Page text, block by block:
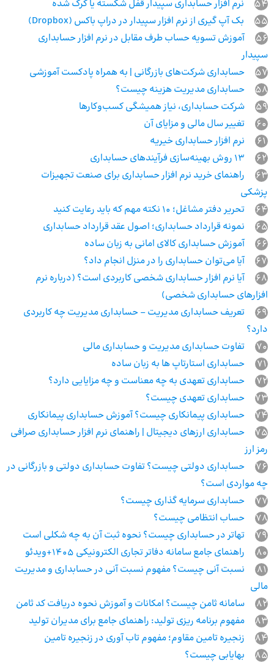
54
نرم افزار حسابداری سپیدار قفل شکسته یا کرک شده
55
بک آپ گیری از نرم افزار سپیدار در دراپ باکس (Dropbox)
56
آموزش تسویه حساب طرف مقابل در نرم افزار حسابداری
سپیدار
57
حسابداری شرکت‌های بازرگانی | به همراه پادکست آموزشی
58
حسابداری مدیریت هزینه چیست؟
59
شرکت حسابداری، نیاز همیشگی کسب‌وکارها
60
تغییر سال مالی و مزایای آن
61
نرم افزار حسابداری خیریه
62
63
راهنمای خرید نرم افزار حسابداری برای صنعت تجهیزات
پزشکی
64
تحریر دفتر مشاغل؛ 10 نکته مهم که باید رعایت کنید
65
نمونه قرارداد حسابداری؛ اصول عقد قرارداد حسابداری
66
آموزش حسابداری کالای امانی به زبان ساده
67
آیا می‌توان حسابداری را در منزل انجام داد؟
68
آیا نرم افزار حسابداری شخصی کاربردی است؟ (درباره نرم
افزارهای حسابداری شخصی)
69
تعریف حسابداری مدیریت – حسابداری مدیریت چه کاربردی
دارد؟
70
تفاوت حسابداری مدیریت و حسابداری مالی
71
حسابداری استارتاپ ها به زبان ساده
72
حسابداری تعهدی به چه معناست و چه مزایایی دارد؟
73
حسابداری تعهدی چیست؟
74
حسابداری پیمانکاری چیست؟ آموزش حسابداری پیمانکاری
75
حسابداری ارزهای دیجیتال | راهنمای نرم افزار حسابداری صرافی
رمز ارز
76
حسابداری دولتی چیست؟ تفاوت حسابداری دولتی و بازرگانی در
چه مواردی است؟
77
حسابداری سرمایه گذاری چیست؟
78
حساب انتظامی چیست؟
79
تهاتر در حسابداری چیست؟ نحوه ثبت آن به چه شکلی است
80
راهنمای جامع سامانه دفاتر تجاری الکترونیکی 1405+ویدئو
81
نسبت آنی چیست؟ مفهوم نسبت آنی در حسابداری و مدیریت
مالی
82
سامانه ثامن چیست؟ امکانات و آموزش نحوه دریافت کد ثامن
83
مفهوم برنامه‌ ریزی تولید: راهنمای جامع برای مدیران تولید
84
زنجیره تامین مقاوم؛ مفهوم تاب آوری در زنجیره تامین
85
بهایابی چیست؟